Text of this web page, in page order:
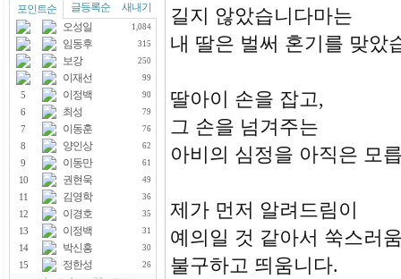
포인트순 글등록순
새내기
오성일
1,084
임동후 315
보강 250
이재선 99
5 이정백 90
6 최성 79
7 이동훈 76
8 양인상 62
9 이동만 61
10 권현욱 49
11 김영학 36
12 이경호 35
13 이정백 31
14 박신흥 30
15 정한성 26
길지 않았습니다마는
내 딸은 벌써 혼기를 맞았
딸아이 손을 잡고,
그 손을 넘겨주는
아비의 심정을 아직은 모
제가 먼저 알려드림이
예의일 것 같아서 쑥스러
불구하고 띄움니다.